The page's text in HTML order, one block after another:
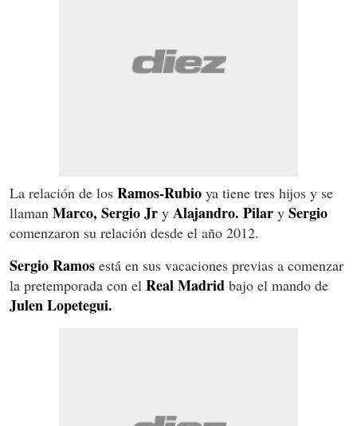
La relación de los Ramos-Rubio ya tiene tres hijos y se
llaman Marco, Sergio Jr y Alajandro. Pilar y Sergio
comenzaron su relación desde el año 2012.
Sergio Ramos está en sus vacaciones previas a comenzar
la pretemporada con el Real Madrid bajo el mando de
Julen Lopetegui.